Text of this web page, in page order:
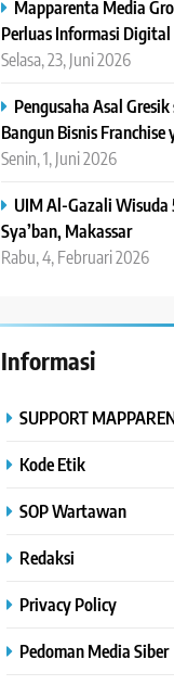
Mapparenta Media
Perluas Informasi Digital
Selasa, 23, Juni 2026
Pengusaha Asal
Bangun Bisnis
Senin, 1, Juni 2026
UIM Al-Gazali Wisuda
Sya’ban, Makassar
Rabu, 4, Februari 2026
Informasi
SUPPORT
Kode Etik
SOP Wartawan
Redaksi
Privacy Policy
Pedoman Media Siber